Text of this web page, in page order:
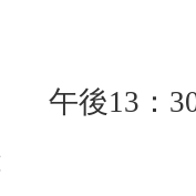
午後13：